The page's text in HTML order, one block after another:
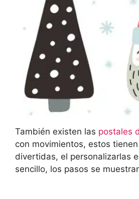
También existen las postales
con movimientos, estos
divertidas, el personalizarlas
sencillo, los pasos se